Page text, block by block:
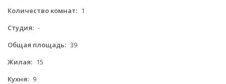
Количество комнат: 1
Студия: -
Общая площадь: 39
Жилая: 15
Кухня: 9